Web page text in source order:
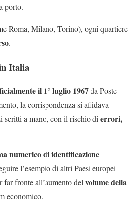
porto.
Roma, Milano, Torino), ogni quartiere
.
Italia
il 1° luglio 1967da Poste
la corrispondenza si affidava
scritti a mano, con il rischio dierrori,
numerico di identificazione
l’esempio di altri Paesi europei
far fronte all’aumento delvolume della
economico.